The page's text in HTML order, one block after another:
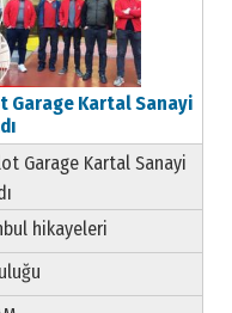
Garage Kartal Sanayi
Garage Kartal Sanayi
hikayeleri